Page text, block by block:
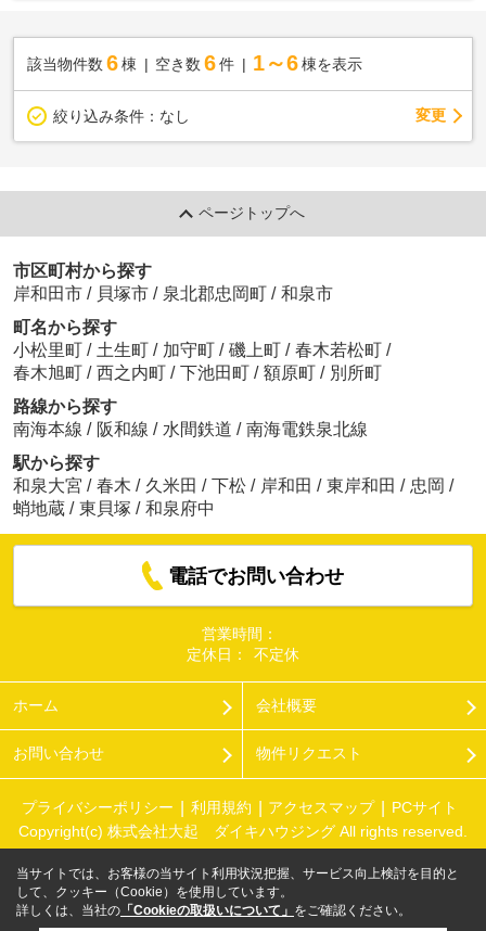
該当物件数 6棟 空き数 6 件 1～6 棟を表示
絞り込み条件： なし 変更
ページトップへ
市区町村から探す
岸和田市 / 貝塚市 / 泉北郡忠岡町 / 和泉市
町名から探す
小松里町 / 土生町 / 加守町 / 磯上町 / 春木若松町 /
春木旭町 / 西之内町 / 下池田町 / 額原町 / 別所町
路線から探す
南海本線 / 阪和線 / 水間鉄道 / 南海電鉄泉北線
駅から探す
和泉大宮 / 春木 / 久米田 / 下松 / 岸和田 / 東岸和田 / 忠岡 /
蛸地蔵 / 東貝塚 / 和泉府中
電話でお問い合わせ
営業時間：
定休日：
不定休
ホーム 会社概要
お問い合わせ 物件リクエスト
プライバシーポリシー 利用規約 アクセスマップ
PCサイト
Copyright(c) 株式会社大起 ダイキハウジング All rights reserved.
当サイトでは、お客様の当サイト利用状況把握、サービス向上検討を目的と
して、クッキー（Cookie）を使用しています。
詳しくは、当社の 「Cookieの取扱いについて」 をご確認ください。